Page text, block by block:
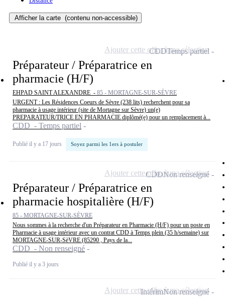
Afficher la carte (contenu non-accessible)
Préparateur / Préparatrice en
pharmacie (H/F)
EHPAD SAINT ALEXANDRE - 85 - MORTAGNE-SUR-SÈVRE
URGENT : Les Résidences Coeurs de Sèvre (238 lits) recherchent pour sa
pharmacie à usage intérieur (site de Mortagne sur Sèvre) un(e)
PREPARATEUR/TRICE EN PHARMACIE diplômé(e) pour un remplacement à...
CDD - Temps partiel
Publié il y a 17 jours Soyez parmi les 1ers à postuler
CDDTemps partiel
Ajouter cette offre à ma sélection
Préparateur / Préparatrice en
pharmacie hospitalière (H/F)
85 - MORTAGNE-SUR-SÈVRE
Nous sommes à la recherche d'un Préparateur en Pharmacie (H/F) pour un poste en
Pharmacie à usage intérieur avec un contrat CDD à Temps plein (35 h/semaine) sur
MORTAGNE-SUR-SèVRE (85290 , Pays de la...
CDD - Non renseigné
Publié il y a 3 jours
CDDNon renseigné
Ajouter cette offre à ma sélection
IntérimNon renseigné
Ajouter cette offre à ma sélection